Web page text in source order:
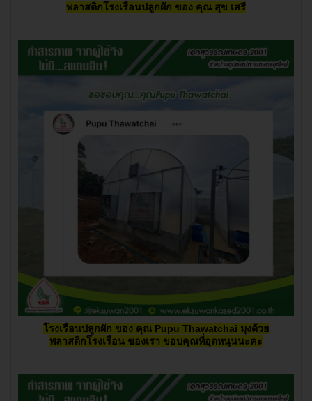
พลาสติกโรงเรือนปลูกผัก ของ คุณ สุข เสรี
โรงเรือนปลูกผัก ของ คุณ Pupu Thawatchai มุงด้วย
พลาสติกโรงเรือน ของเรา ขอบคุณที่อุดหนุนนะคะ